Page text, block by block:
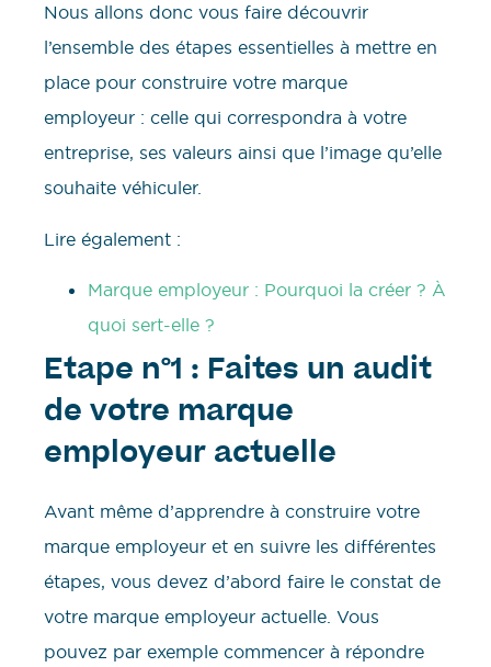
Nous allons donc vous faire découvrir
l’ensemble des étapes essentielles à mettre en
place pour construire votre marque
employeur : celle qui correspondra à votre
entreprise, ses valeurs ainsi que l’image qu’elle
souhaite véhiculer.
Lire également :
Marque employeur : Pourquoi la créer ? À
quoi sert-elle ?
Etape n°1 : Faites un audit
de votre marque
employeur actuelle
Avant même d’apprendre à construire votre
marque employeur et en suivre les différentes
étapes, vous devez d’abord faire le constat de
votre marque employeur actuelle. Vous
pouvez par exemple commencer à répondre